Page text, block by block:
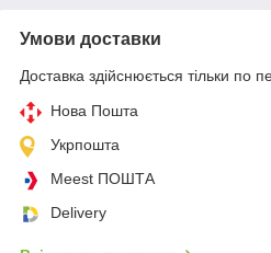
Умови доставки
Доставка здійснюється тільки по
Нова Пошта
Укрпошта
Meest ПОШТА
Delivery